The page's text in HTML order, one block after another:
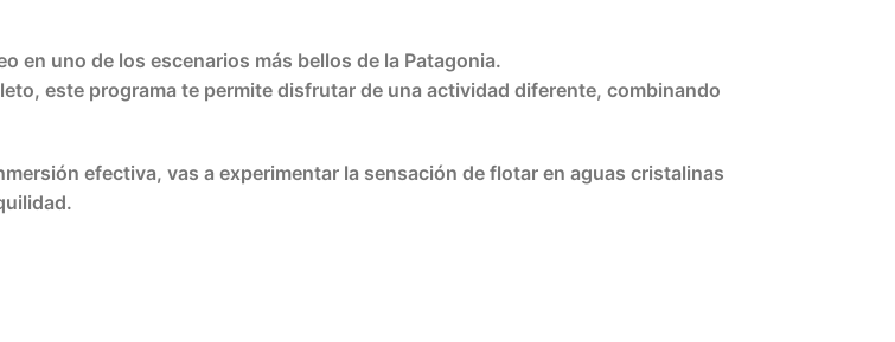
en uno de los escenarios más bellos de la Patagonia.
este programa te permite disfrutar de una actividad diferente, combinando
efectiva, vas a experimentar la sensación de flotar en aguas cristalinas